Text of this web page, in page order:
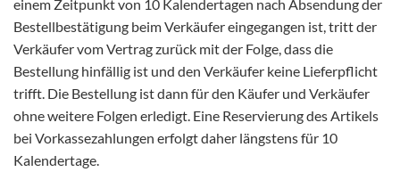
einem Zeitpunkt von 10 Kalendertagen nach Absendung der
Bestellbestätigung beim Verkäufer eingegangen ist, tritt der
Verkäufer vom Vertrag zurück mit der Folge, dass die
Bestellung hinfällig ist und den Verkäufer keine Lieferpflicht
trifft. Die Bestellung ist dann für den Käufer und Verkäufer
ohne weitere Folgen erledigt. Eine Reservierung des Artikels
bei Vorkassezahlungen erfolgt daher längstens für 10
Kalendertage.